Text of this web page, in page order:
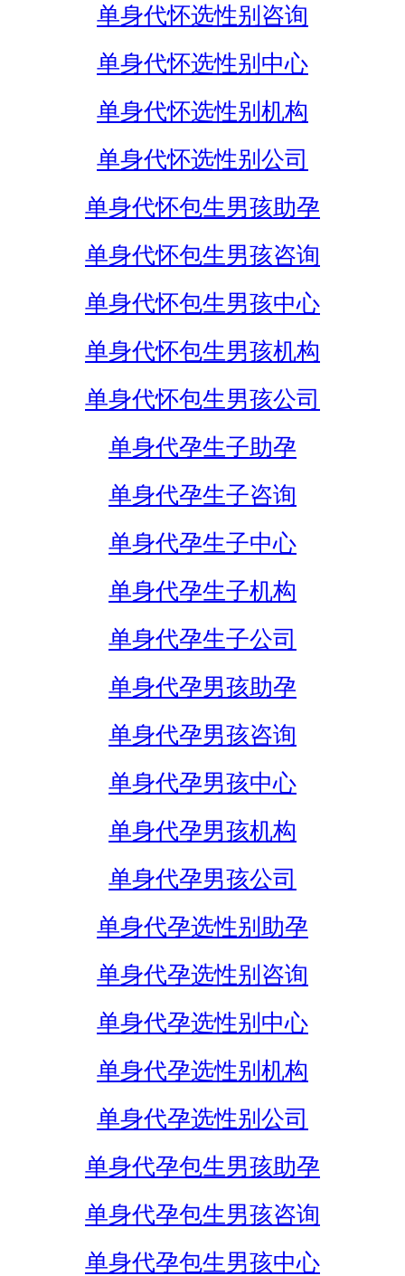
单身代怀选性别咨询
单身代怀选性别中心
单身代怀选性别机构
单身代怀选性别公司
单身代怀包生男孩助孕
单身代怀包生男孩咨询
单身代怀包生男孩中心
单身代怀包生男孩机构
单身代怀包生男孩公司
单身代孕生子助孕
单身代孕生子咨询
单身代孕生子中心
单身代孕生子机构
单身代孕生子公司
单身代孕男孩助孕
单身代孕男孩咨询
单身代孕男孩中心
单身代孕男孩机构
单身代孕男孩公司
单身代孕选性别助孕
单身代孕选性别咨询
单身代孕选性别中心
单身代孕选性别机构
单身代孕选性别公司
单身代孕包生男孩助孕
单身代孕包生男孩咨询
单身代孕包生男孩中心